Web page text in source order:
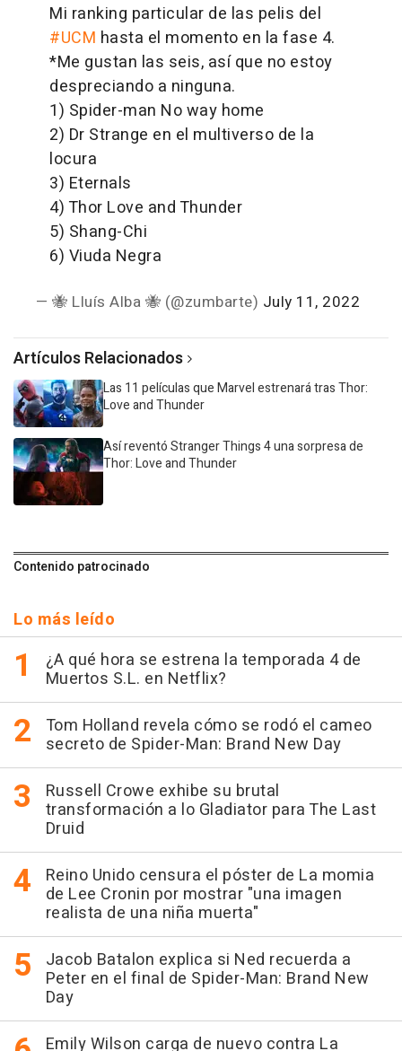
Mi ranking particular de las pelis del
#UCM hasta el momento en la fase 4.
*Me gustan las seis, así que no estoy
despreciando a ninguna.
1) Spider-man No way home
2) Dr Strange en el multiverso de la
locura
3) Eternals
4) Thor Love and Thunder
5) Shang-Chi
6) Viuda Negra
— 🐝 Lluís Alba 🐝 (@zumbarte) July 11, 2022
Artículos Relacionados
Las 11 películas que Marvel estrenará tras Thor:
Love and Thunder
Así reventó Stranger Things 4 una sorpresa de
Thor: Love and Thunder
Contenido patrocinado
Lo más leído
¿A qué hora se estrena la temporada 4 de
Muertos S.L. en Netflix?
Tom Holland revela cómo se rodó el cameo
secreto de Spider-Man: Brand New Day
Russell Crowe exhibe su brutal
transformación a lo Gladiator para The Last
Druid
Reino Unido censura el póster de La momia
de Lee Cronin por mostrar "una imagen
realista de una niña muerta"
Jacob Batalon explica si Ned recuerda a
Peter en el final de Spider-Man: Brand New
Day
Emily Wilson carga de nuevo contra La